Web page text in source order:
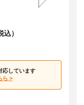
込）
応しています
ら >